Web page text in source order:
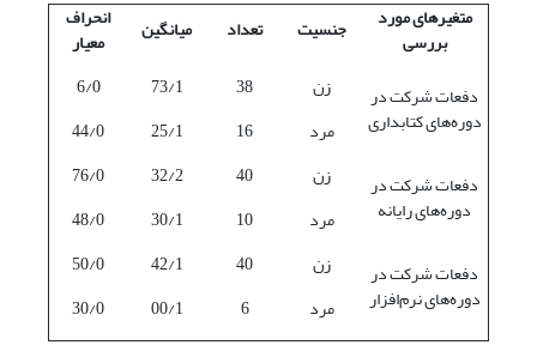
متغیرهای مورد
بررسی جنسیت تعداد میانگین انحراف
معیار
دفعات شرکت در
دوره‌های کتابداری
زن 38
73/1
6/0
مرد
16
25/1
44/0
دفعات شرکت در
دوره‌های رایانه
زن 40
32/2
76/0
مرد
10
30/1
48/0
دفعات شرکت در
دوره‌های نرم‌افزار
زن 40
42/1
50/0
مرد
6
00/1
30/0